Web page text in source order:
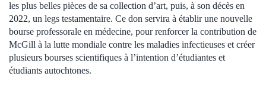
les plus belles pièces de sa collection d’art, puis, à son décès en
2022, un legs testamentaire. Ce don servira à établir une nouvelle
bourse professorale en médecine, pour renforcer la contribution de
McGill à la lutte mondiale contre les maladies infectieuses et créer
plusieurs bourses scientifiques à l’intention d’étudiantes et
étudiants autochtones.